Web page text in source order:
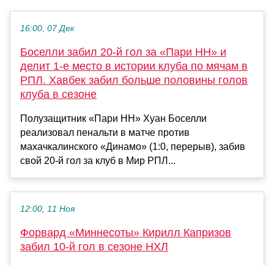
16:00, 07 Дек
Боселли забил 20-й гол за «Пари НН» и
делит 1-е место в истории клуба по мячам в
РПЛ. Хавбек забил больше половины голов
клуба в сезоне
Полузащитник «Пари НН» Хуан Боселли
реализовал пенальти в матче против
махачкалинского «Динамо» (1:0, перерыв), забив
свой 20-й гол за клуб в Мир РПЛ...
12:00, 11 Ноя
Форвард «Миннесоты» Кирилл Капризов
забил 10-й гол в сезоне НХЛ